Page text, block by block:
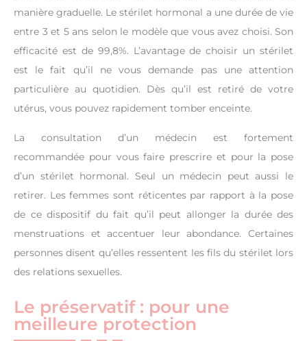
manière graduelle. Le stérilet hormonal a une durée de vie
entre 3 et 5 ans selon le modèle que vous avez choisi. Son
efficacité est de 99,8%. L’avantage de choisir un stérilet
est le fait qu’il ne vous demande pas une attention
particulière au quotidien. Dès qu’il est retiré de votre
utérus, vous pouvez rapidement tomber enceinte.
La consultation d’un médecin est fortement
recommandée pour vous faire prescrire et pour la pose
d’un stérilet hormonal. Seul un médecin peut aussi le
retirer. Les femmes sont réticentes par rapport à la pose
de ce dispositif du fait qu’il peut allonger la durée des
menstruations et accentuer leur abondance. Certaines
personnes disent qu’elles ressentent les fils du stérilet lors
des relations sexuelles.
Le préservatif : pour une
meilleure protection